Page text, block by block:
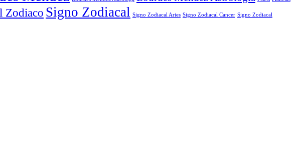
Zodiaco Signo Zodiacal Signo Zodiacal Aries Signo Zodiacal Cancer Signo Zodiacal